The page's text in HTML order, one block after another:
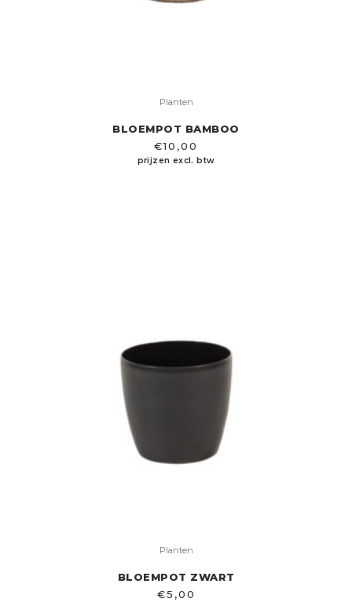
Planten
BLOEMPOT BAMBOO
€10,00
prijzen excl. btw
Planten
BLOEMPOT ZWART
€5,00